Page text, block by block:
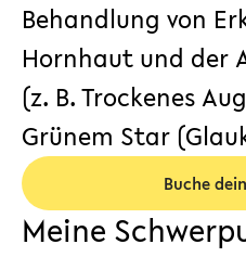
Behandlung von
Hornhaut und der
(z. B. Trockenes
Grünem Star
Buche
Meine